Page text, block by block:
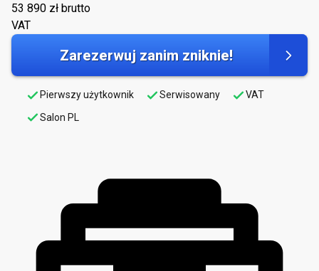
53 890 zł brutto
VAT
Zarezerwuj zanim zniknie!
Pierwszy użytkownik Serwisowany
VAT
Salon PL